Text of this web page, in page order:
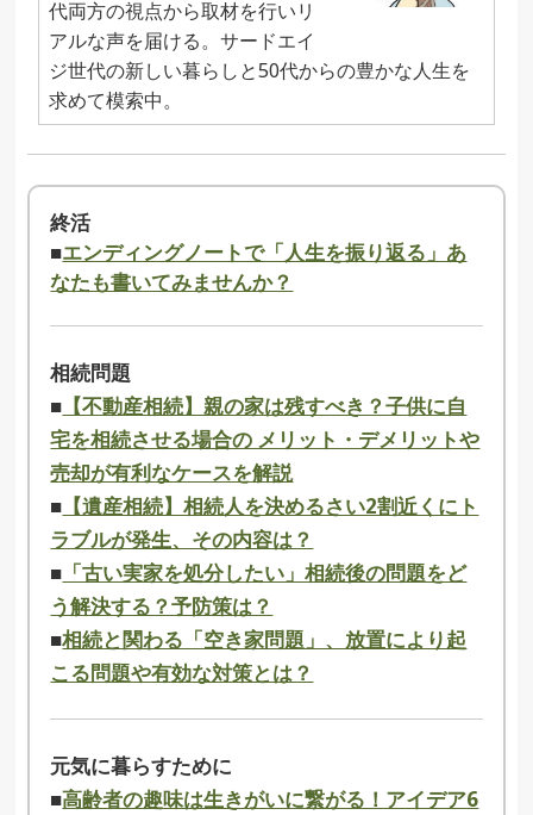
代両方の視点から取材を行いリ
アルな声を届ける。サードエイ
ジ世代の新しい暮らしと50代からの豊かな人生を
求めて模索中。
終活
■エンディングノートで「人生を振り返る」あ
なたも書いてみませんか？
相続問題
■ 【不動産相続】親の家は残すべき？子供に自
宅を相続させる場合の メリット・デメリットや
売却が有利なケースを解説
■ 【遺産相続】相続人を決めるさい2割近くにト
ラブルが発生、その内容は？
■ 「古い実家を処分したい」相続後の問題をど
う解決する？予防策は？
■相続と関わる「空き家問題」、放置により起
こる問題や有効な対策とは？
元気に暮らすために
■高齢者の趣味は生きがいに繋がる！アイデア6